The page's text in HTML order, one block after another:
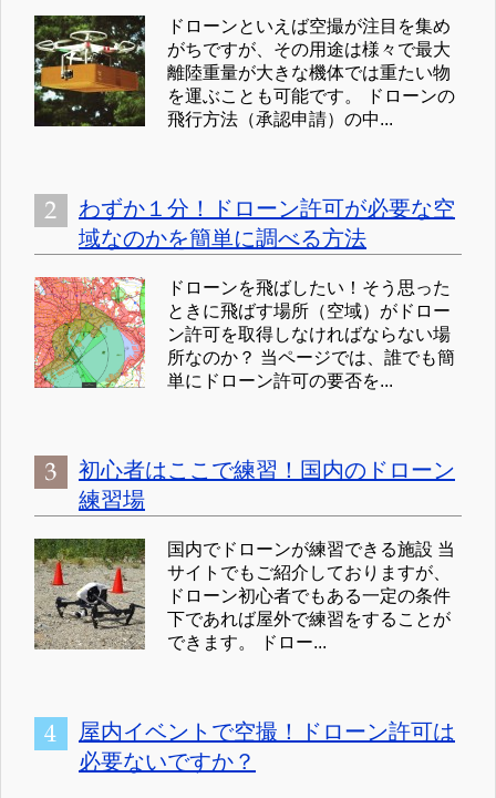
ドローンといえば空撮が注目を集め
がちですが、その用途は様々で最大
離陸重量が大きな機体では重たい物
を運ぶことも可能です。 ドローンの
飛行方法（承認申請）の中...
わずか１分！ドローン許可が必要な空
域なのかを簡単に調べる方法
ドローンを飛ばしたい！そう思った
ときに飛ばす場所（空域）がドロー
ン許可を取得しなければならない場
所なのか？ 当ページでは、誰でも簡
単にドローン許可の要否を...
初心者はここで練習！国内のドローン
練習場
国内でドローンが練習できる施設 当
サイトでもご紹介しておりますが、
ドローン初心者でもある一定の条件
下であれば屋外で練習をすることが
できます。 ドロー...
屋内イベントで空撮！ドローン許可は
必要ないですか？